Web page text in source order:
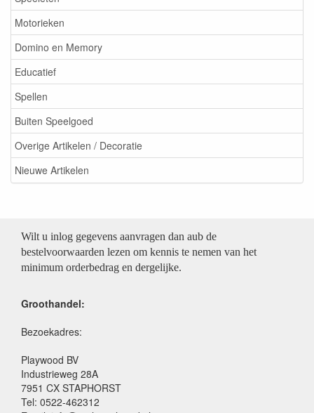
Motorieken
Domino en Memory
Educatief
Spellen
Buiten Speelgoed
Overige Artikelen / Decoratie
Nieuwe Artikelen
Wilt u inlog gegevens aanvragen dan aub de
bestelvoorwaarden lezen om kennis te nemen van het
minimum orderbedrag en dergelijke.
Groothandel:
Bezoekadres:
Playwood BV
Industrieweg 28A
7951 CX STAPHORST
Tel: 0522-462312